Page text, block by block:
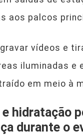
aos palcos
vídeos e
iluminadas e
em meio à
hidratação
durante o